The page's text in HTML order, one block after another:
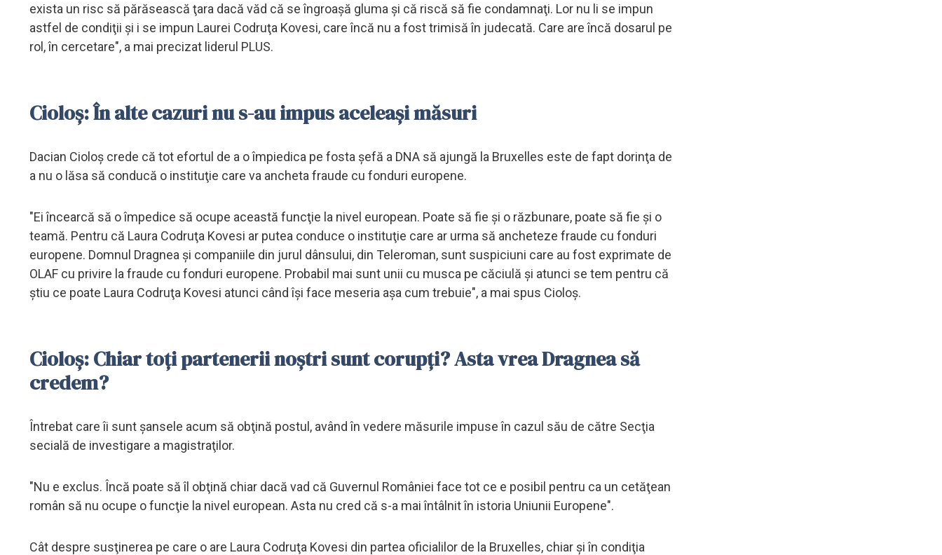
exista un risc să părăsească ţara dacă văd că se îngroaşă gluma şi că riscă să fie condamnaţi. Lor nu li se impun
astfel de condiţii şi i se impun Laurei Codruţa Kovesi, care încă nu a fost trimisă în judecată. Care are încă dosarul pe
rol, în cercetare", a mai precizat liderul PLUS.
Cioloş: În alte cazuri nu s-au impus aceleaşi măsuri
Dacian Cioloş crede că tot efortul de a o împiedica pe fosta şefă a DNA să ajungă la Bruxelles este de fapt dorinţa de
a nu o lăsa să conducă o instituţie care va ancheta fraude cu fonduri europene.
"Ei încearcă să o împedice să ocupe această funcţie la nivel european. Poate să fie şi o răzbunare, poate să fie şi o
teamă. Pentru că Laura Codruţa Kovesi ar putea conduce o instituţie care ar urma să ancheteze fraude cu fonduri
europene. Domnul Dragnea şi companiile din jurul dânsului, din Teleroman, sunt suspiciuni care au fost exprimate de
OLAF cu privire la fraude cu fonduri europene. Probabil mai sunt unii cu musca pe căciulă şi atunci se tem pentru că
ştiu ce poate Laura Codruţa Kovesi atunci când îşi face meseria aşa cum trebuie", a mai spus Cioloş.
Cioloş: Chiar toţi partenerii noştri sunt corupţi? Asta vrea Dragnea să
credem?
Întrebat care îi sunt şansele acum să obţină postul, având în vedere măsurile impuse în cazul său de către Secţia
secială de investigare a magistraţilor.
"Nu e exclus. Încă poate să îl obţină chiar dacă vad că Guvernul României face tot ce e posibil pentru ca un cetăţean
român să nu ocupe o funcţie la nivel european. Asta nu cred că s-a mai întâlnit în istoria Uniunii Europene".
Cât despre susţinerea pe care o are Laura Codruţa Kovesi din partea oficialilor de la Bruxelles, chiar şi în condiţia